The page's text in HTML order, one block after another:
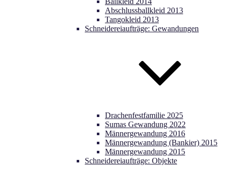
Abschlussballkleid 2013
Tangokleid 2013
Schneidereiaufträge: Gewandungen
Drachenfestfamilie 2025
Sumas Gewandung 2022
Männergewandung 2016
Männergewandung (Bankier) 2015
Männergewandung 2015
Schneidereiaufträge: Objekte